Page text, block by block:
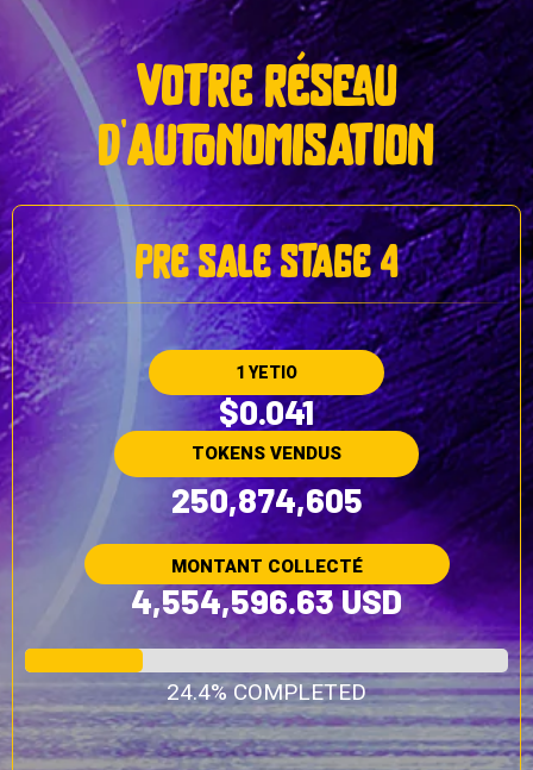
votre réseau
d'autonomisation
pre sale stage 4
1 YETIO
$0.041
TOKENS VENDUS
250,874,605
MONTANT COLLECTÉ
4,554,596.63 USD
24.4% COMPLETED